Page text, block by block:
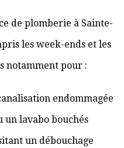
de plomberie à Sainte-
les week-ends et les
notamment pour :
endommagée
un lavabo bouchés
un débouchage